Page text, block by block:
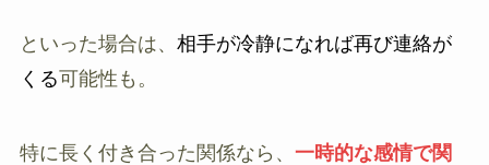
といった場合は、 相手が冷静になれば再び連絡が
くる可能性も。
特に長く付き合った関係なら、 一時的な感情で関